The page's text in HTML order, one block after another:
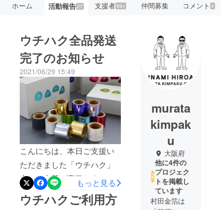
ホーム 活動報告27 支援者99+ 仲間募集 コメント4
ウチハク全品発送
完了のお知らせ
2021/06/29 15:49
こんにちは、本日ご支援い
ただきました「ウチハク」
全ての出荷が完了しました
のでご報告させていただき
ます。（一部地域、離島の
もっと見る
ウチハクご利用方
murata
kimpak
u
大阪府
他に4件の
プロジェク
トを掲載し
ています
村田金箔は